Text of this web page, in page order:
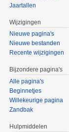
Jaartallen
Wijzigingen
Nieuwe pagina's
Nieuwe bestanden
Recente wijzigingen
Bijzondere pagina's
Alle pagina's
Beginnetjes
Willekeurige pagina
Zandbak
Hulpmiddelen